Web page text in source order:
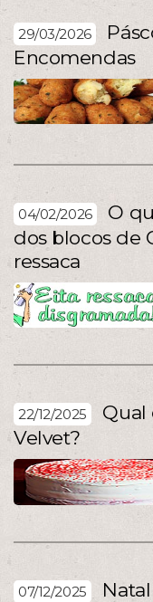
29/03/2026
Encomendas
04/02/2026
O
dos blocos de
ressaca
22/12/2025
Qual
Velvet?
07/12/2025